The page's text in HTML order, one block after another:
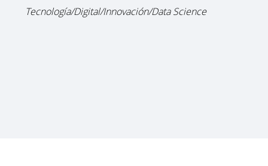
Tecnología/Digital/Innovación/Data Science